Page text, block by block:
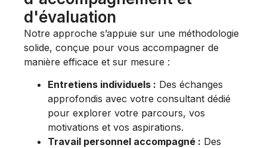
d'évaluation
Notre approche s’appuie sur une méthodologie
solide, conçue pour vous accompagner de
manière efficace et sur mesure :
Entretiens individuels : Des échanges
approfondis avec votre consultant dédié
pour explorer votre parcours, vos
motivations et vos aspirations.
Travail personnel accompagné : Des